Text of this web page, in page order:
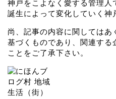
神戸をこよなく愛する管理
誕生によって変化していく神
尚、記事の内容に関してはあ
基づくものであり、関連する
ことをご了承下さい。